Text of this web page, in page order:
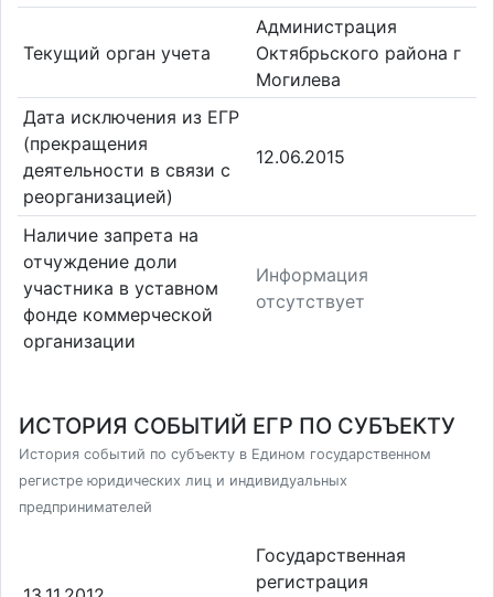
Текущий орган учета
Администрация
Октябрьского района г
Могилева
Дата исключения из ЕГР
(прекращения
деятельности в связи с
реорганизацией)
12.06.2015
Наличие запрета на
отчуждение доли
участника в уставном
фонде коммерческой
организации
Информация
отсутствует
ИСТОРИЯ СОБЫТИЙ ЕГР ПО СУБЪЕКТУ
История событий по субъекту в Едином государственном
регистре юридических лиц и индивидуальных
предпринимателей
Государственная
регистрация